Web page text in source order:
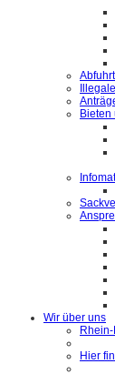
Bieten
Wir über uns
Hier